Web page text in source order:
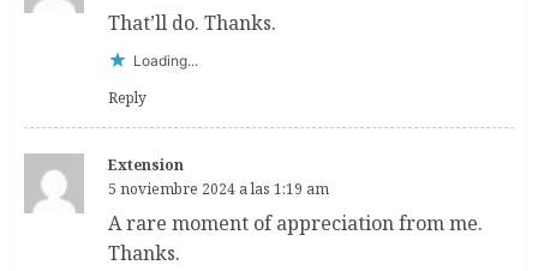
That’ll do. Thanks.
Loading...
Reply
Extension
5 noviembre 2024 a las 1:19 am
A rare moment of appreciation from me.
Thanks.